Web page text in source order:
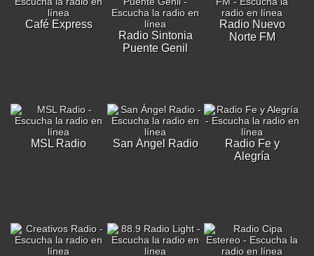
Café Express
Radio Sintonia
Puente Genil
Radio Nuevo
Norte FM
MSL Radio San Ángel Radio
Radio Fe y
Alegría